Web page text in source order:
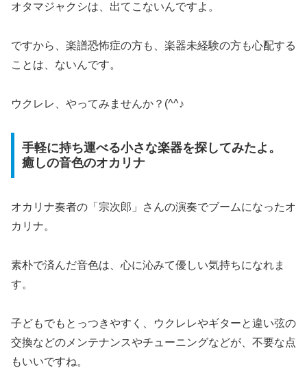
オタマジャクシは、出てこないんですよ。
ですから、楽譜恐怖症の方も、楽器未経験の方も心配する
ことは、ないんです。
ウクレレ、やってみませんか？(^^♪
手軽に持ち運べる小さな楽器を探してみたよ。
癒しの音色のオカリナ
オカリナ奏者の「宗次郎」さんの演奏でブームになったオ
カリナ。
素朴で済んだ音色は、心に沁みて優しい気持ちになれま
す。
子どもでもとっつきやすく、ウクレレやギターと違い弦の
交換などのメンテナンスやチューニングなどが、不要な点
もいいですね。